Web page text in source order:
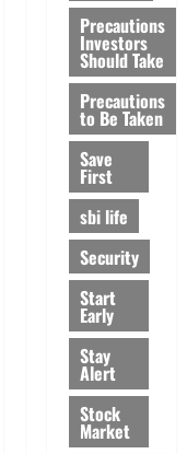
Precautions
Investors
Should Take
Precautions
to Be Taken
Save
First
sbi life
Security
Start
Early
Stay
Alert
Stock
Market